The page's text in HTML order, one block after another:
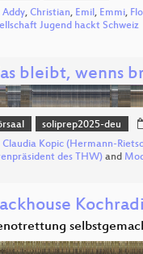
Addy, Christian, Emil , Emmi,
Jugend hackt Schweiz
bleibt, wenns
soliprep2025-deu
Claudia Kopic (Hermann-
des THW) and